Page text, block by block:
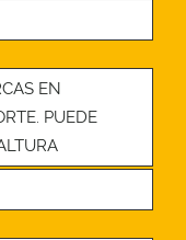
EN
PUEDE